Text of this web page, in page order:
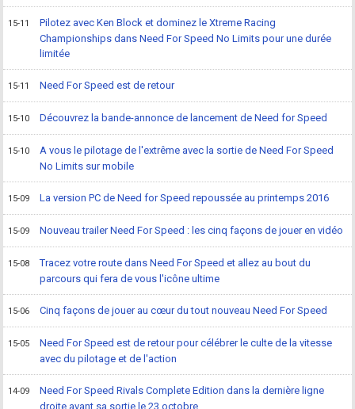
15-11
Pilotez avec Ken Block et dominez le Xtreme Racing
Championships dans Need For Speed No Limits pour une durée
limitée
15-11 Need For Speed est de retour
15-10 Découvrez la bande-annonce de lancement de Need for Speed
15-10
A vous le pilotage de l'extrême avec la sortie de Need For Speed
No Limits sur mobile
15-09 La version PC de Need for Speed repoussée au printemps 2016
15-09 Nouveau trailer Need For Speed : les cinq façons de jouer en vidéo
15-08
Tracez votre route dans Need For Speed et allez au bout du
parcours qui fera de vous l'icône ultime
15-06 Cinq façons de jouer au cœur du tout nouveau Need For Speed
15-05
Need For Speed est de retour pour célébrer le culte de la vitesse
avec du pilotage et de l'action
14-09
Need For Speed Rivals Complete Edition dans la dernière ligne
droite avant sa sortie le 23 octobre